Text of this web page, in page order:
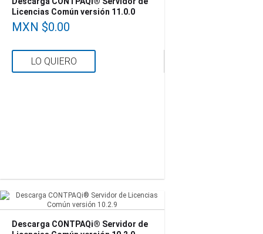
Licencias Común versión 11.0.0
MXN $0.00
LO QUIERO
Descarga CONTPAQi® Servidor de